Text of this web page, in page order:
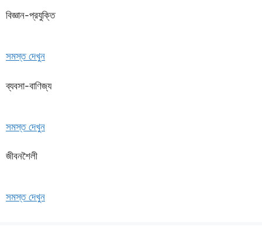
বিজ্ঞান-প্রযুক্তি
সমস্ত দেখুন
ব্যবসা-বাণিজ্য
সমস্ত দেখুন
জীবনশৈলী
সমস্ত দেখুন